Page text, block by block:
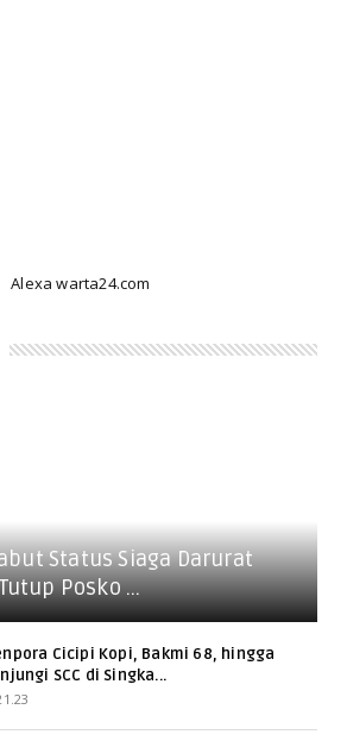
Alexa warta24.com
Status Siaga Darurat
Posko ...
Cicipi Kopi, Bakmi 68, hingga
SCC di Singka...